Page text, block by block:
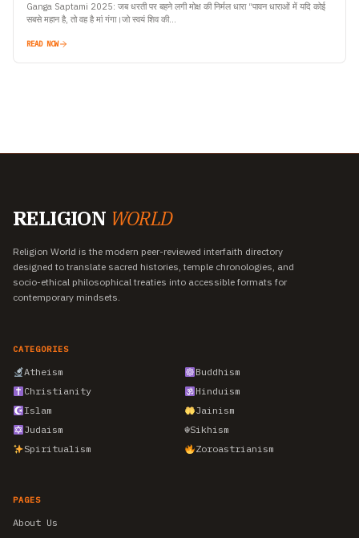
Ganga Saptami 2025: जब धरती पर बहने लगी मोक्ष की निर्मल धारा “पावन धाराओं में यदि कोई
सबसे महान है, तो वह है मां गंगा।जो स्वयं शिव की…
READ NOW
RELIGION WORLD
Religion World is the modern peer-reviewed interfaith directory
designed to translate sacred histories, temple chronologies, and
socio-ethical philosophical treaties into accessible formats for
contemporary mindsets.
CATEGORIES
Atheism
Buddhism
Christianity
Hinduism
Islam
Jainism
Judaism
☬Sikhism
Spiritualism
Zoroastrianism
PAGES
About Us